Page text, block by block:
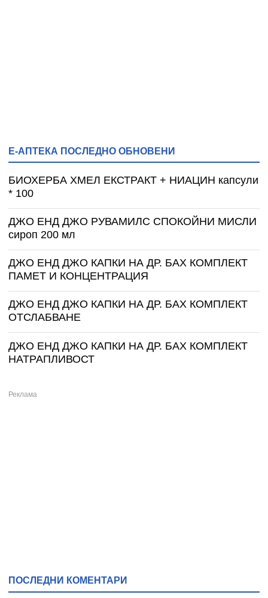
Е-АПТЕКА ПОСЛЕДНО ОБНОВЕНИ
БИОХЕРБА ХМЕЛ ЕКСТРАКТ + НИАЦИН капсули
* 100
ДЖО ЕНД ДЖО РУВАМИЛС СПОКОЙНИ МИСЛИ
сироп 200 мл
ДЖО ЕНД ДЖО КАПКИ НА ДР. БАХ КОМПЛЕКТ
ПАМЕТ И КОНЦЕНТРАЦИЯ
ДЖО ЕНД ДЖО КАПКИ НА ДР. БАХ КОМПЛЕКТ
ОТСЛАБВАНЕ
ДЖО ЕНД ДЖО КАПКИ НА ДР. БАХ КОМПЛЕКТ
НАТРАПЛИВОСТ
ПОСЛЕДНИ КОМЕНТАРИ